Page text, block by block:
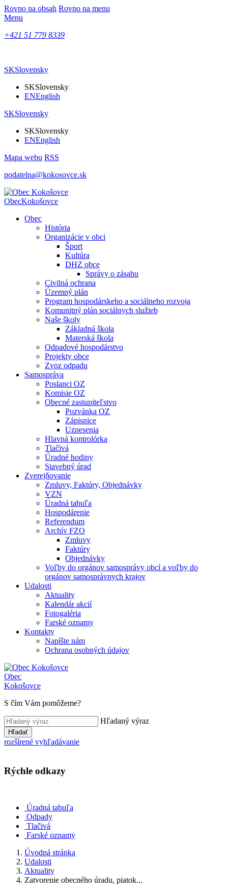
Rovno na obsah Rovno na menu
Menu
+421 51 779 8339
SKSlovensky
SKSlovensky
ENEnglish
SKSlovensky
SKSlovensky
ENEnglish
Mapa webu RSS
podatelna@kokosovce.sk
ObecKokošovce
Obec
História
Organizácie v obci
Šport
Kultúra
DHZ obce
Správy o zásahu
Civilná ochrana
Územný plán
Program hospodárskeho a sociálneho rozvoja
Komunitný plán sociálnych služieb
Naše školy
Základná škola
Materská škola
Odpadové hospodárstvo
Projekty obce
Zvoz odpadu
Samospráva
Poslanci OZ
Komisie OZ
Obecné zastupiteľstvo
Pozvánka OZ
Zápisnice
Uznesenia
Hlavná kontrolórka
Tlačivá
Úradné hodiny
Stavebný úrad
Zverejňovanie
Zmluvy, Faktúry, Objednávky
VZN
Úradná tabuľa
Hospodárenie
Referendum
Archív FZO
Zmluvy
Faktúry
Objednávky
Voľby do orgánov samosprávy obcí a voľby do
orgánov samosprávnych krajov
Udalosti
Aktuality
Kalendár akcií
Fotogaléria
Farské oznamy
Kontakty
Napíšte nám
Ochrana osobných údajov
Obec
Kokošovce
S čím Vám pomôžeme?
Hľadaný výraz
Hľadať
rozšírené vyhľadávanie
Rýchle odkazy
Úradná tabuľa
Odpady
Tlačivá
Farské oznamy
Úvodná stránka
Udalosti
Aktuality
Zatvorenie obecného úradu, piatok...